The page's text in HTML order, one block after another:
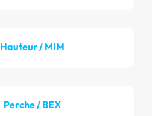
Hauteur / MIM
Perche / BEX